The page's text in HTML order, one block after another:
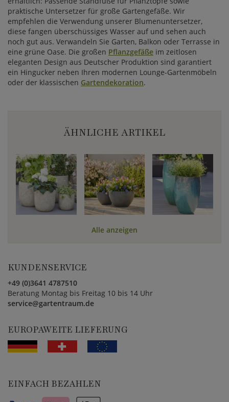
praktische Untersetzer für große Gartengefäße. Wir
empfehlen die Verwendung unserer Blumenuntersetzer,
diese fangen überschüssiges Wasser auf und sehen auch
noch gut aus. Verwandeln Sie Garten, Balkon oder Terrasse in
eine grüne Oase. Die großen Pflanzgefäße im zeitlosen
eleganten Design aus Deutscher Produktion sind garantiert
ein Hingucker neben Ihren modernen Lounge-Gartenmöbeln
oder der klassischen Gartendekoration.
ÄHNLICHE ARTIKEL
Alle anzeigen
KUNDENSERVICE
+49 (0)3641 4787510
Beratung Montag bis Freitag 10 bis 14 Uhr
service@gartentraum.de
EUROPAWEITE LIEFERUNG
EINFACH BEZAHLEN